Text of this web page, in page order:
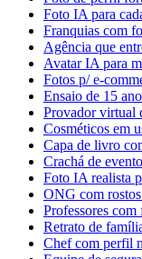
Foto IA para
Franquias com
Agência que
Avatar IA para
Fotos p/ e-
Ensaio de 15
Provador virtual
Cosméticos em
Capa de livro
Crachá de
Foto IA realista
ONG com
Professores com
Retrato de
Chef com perfil